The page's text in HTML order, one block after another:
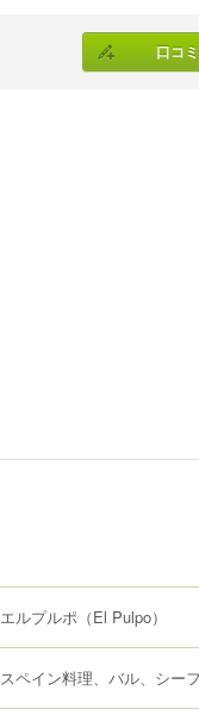
口コ
エルプルポ （El Pulpo）
スペイン料理、バル、シー